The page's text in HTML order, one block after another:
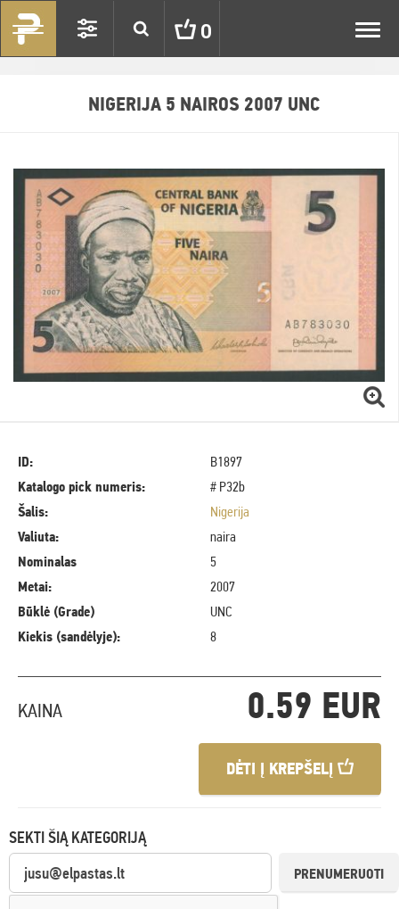
0
NIGERIJA 5 NAIROS 2007 UNC
ID:
B1897
Katalogo pick numeris:
# P32b
Šalis:
Nigerija
Valiuta:
naira
Nominalas
5
Metai:
2007
Būklė (Grade)
UNC
Kiekis (sandėlyje):
8
KAINA 0.59 EUR
DĖTI Į KREPŠELĮ
SEKTI ŠIĄ KATEGORIJĄ
PRENUMERUOTI